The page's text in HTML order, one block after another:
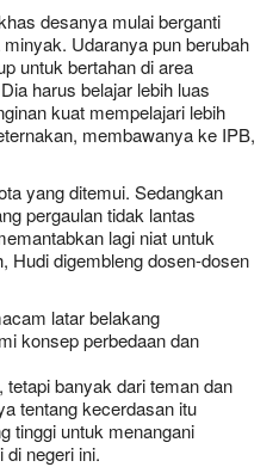
desanya mulai berganti
Udaranya pun berubah
untuk bertahan di area
harus belajar lebih luas
kuat mempelajari lebih
membawanya ke IPB,
yang ditemui. Sedangkan
pergaulan tidak lantas
lagi niat untuk
Hudi digembleng dosen-dosen
latar belakang
konsep perbedaan dan
banyak dari teman dan
tentang kecerdasan itu
tinggi untuk menangani
negeri ini.